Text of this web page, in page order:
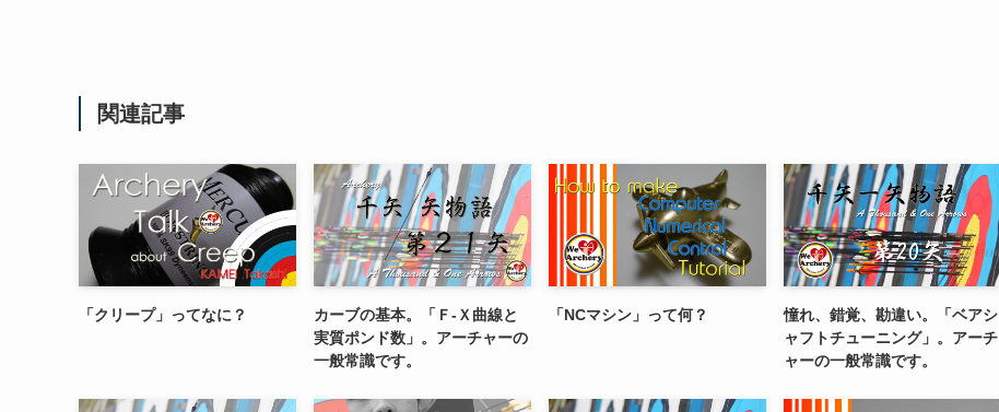
関連記事
「クリープ」ってなに？
カーブの基本。「Ｆ-Ｘ曲線と
実質ポンド数」。アーチャーの
一般常識です。
「NCマシン」って何？
憧れ、錯覚、勘違い。「ベアシ
ャフトチューニング」。アーチ
ャーの一般常識です。